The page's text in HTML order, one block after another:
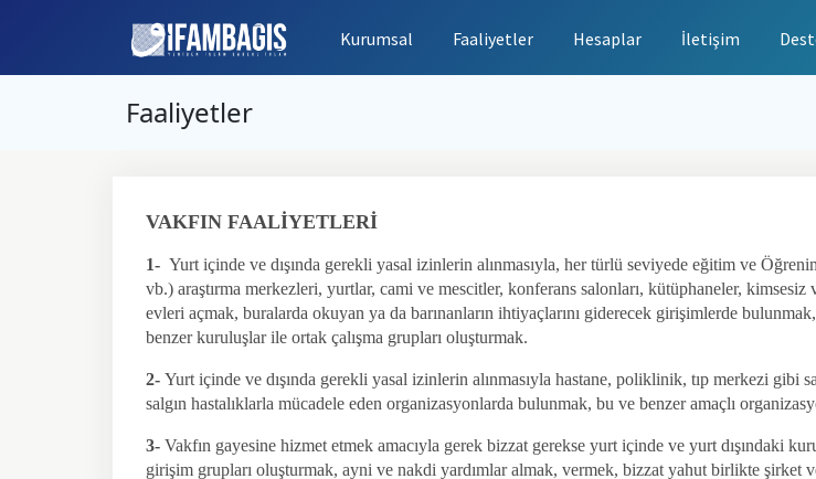
Kurumsal Faaliyetler Hesaplar İletişim
Faaliyetler
VAKFIN FAALİYETLERİ
1- Yurt içinde ve dışında gerekli yasal izinlerin alınmasıyla, her türlü seviyede eğitim ve
vb.) araştırma merkezleri, yurtlar, cami ve mescitler, konferans salonları, kütüphaneler,
evleri açmak, buralarda okuyan ya da barınanların ihtiyaçlarını giderecek girişimlerde
benzer kuruluşlar ile ortak çalışma grupları oluşturmak.
2- Yurt içinde ve dışında gerekli yasal izinlerin alınmasıyla hastane, poliklinik, tıp merkezi
salgın hastalıklarla mücadele eden organizasyonlarda bulunmak, bu ve benzer amaçlı
3- Vakfın gayesine hizmet etmek amacıyla gerek bizzat gerekse yurt içinde ve yurt dışındaki
girişim grupları oluşturmak, ayni ve nakdi yardımlar almak, vermek, bizzat yahut birlikte şirket